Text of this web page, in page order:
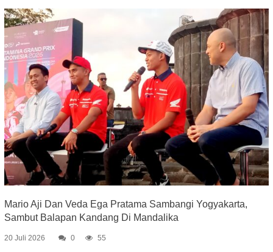
Mario Aji Dan Veda Ega Pratama Sambangi Yogyakarta,
Sambut Balapan Kandang Di Mandalika
20 Juli 2026 0 55